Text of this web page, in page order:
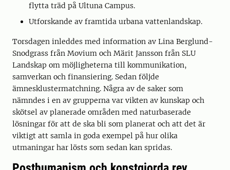
flytta träd på Ultuna Campus.
Utforskande av framtida urbana vattenlandskap.
Torsdagen inleddes med information av Lina Berglund-
Snodgrass från Movium och Märit Jansson från SLU
Landskap om möjligheterna till kommunikation,
samverkan och finansiering. Sedan följde
ämnesklustermatchning. Några av de saker som
nämndes i en av grupperna var vikten av kunskap och
skötsel av planerade områden med naturbaserade
lösningar för att de ska bli som planerat och att det är
viktigt att samla in goda exempel på hur olika
utmaningar har lösts som sedan kan spridas.